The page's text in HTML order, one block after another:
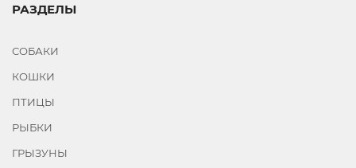
РАЗДЕЛЫ
СОБАКИ
КОШКИ
ПТИЦЫ
РЫБКИ
ГРЫЗУНЫ